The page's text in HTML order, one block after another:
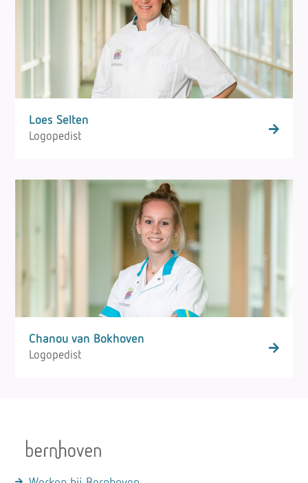
Loes Selten
Logopedist
Chanou van Bokhoven
Logopedist